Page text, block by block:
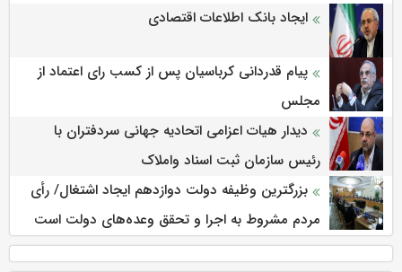
ایجاد بانک اطلاعات اقتصادی
پیام قدردانی کرباسیان پس از کسب رای اعتماد از
مجلس
دیدار هیات اعزامی اتحادیه جهانی سردفتران با
رئیس سازمان ثبت اسناد واملاک
بزرگترین وظیفه دولت دوازدهم ایجاد اشتغال/ رأی
مردم مشروط به اجرا و تحقق وعده‌های دولت است